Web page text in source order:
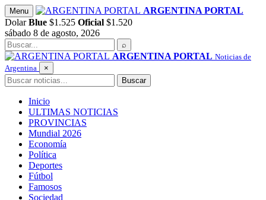
Saltar
al
contenido
Menu
ARGENTINA PORTAL
Dolar Blue $1.525 Oficial $1.520
sábado 8 de agosto, 2026
Buscar
⌕
ARGENTINA PORTAL Noticias de
Argentina
×
Buscar Buscar
Inicio
ULTIMAS NOTICIAS
PROVINCIAS
Mundial 2026
Economía
Política
Deportes
Fútbol
Famosos
Sociedad